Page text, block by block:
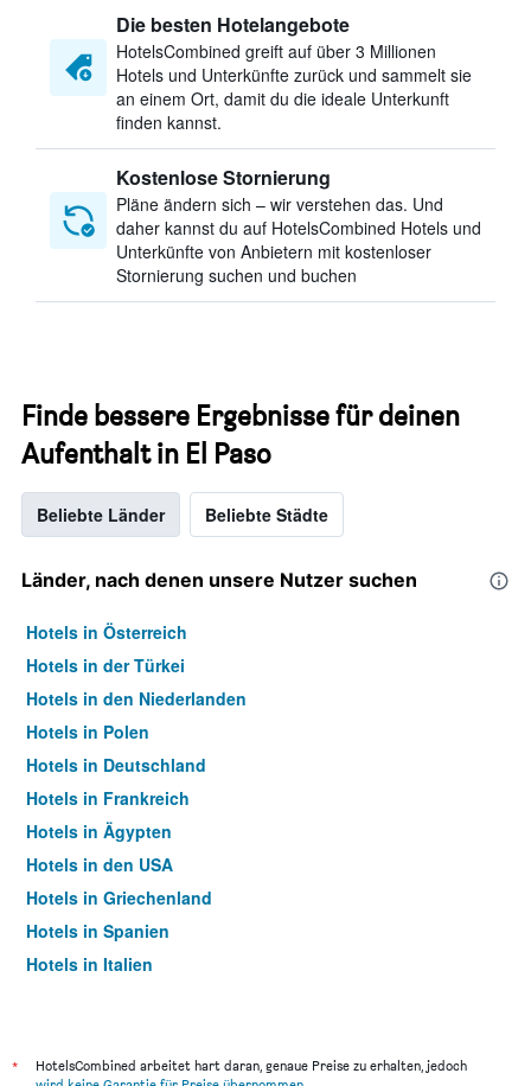
Die besten Hotelangebote
HotelsCombined greift auf über 3 Millionen
Hotels und Unterkünfte zurück und sammelt sie
an einem Ort, damit du die ideale Unterkunft
finden kannst.
Kostenlose Stornierung
Pläne ändern sich – wir verstehen das. Und
daher kannst du auf HotelsCombined Hotels und
Unterkünfte von Anbietern mit kostenloser
Stornierung suchen und buchen
Finde bessere Ergebnisse für deinen
Aufenthalt in El Paso
Beliebte Länder Beliebte Städte
Länder, nach denen unsere Nutzer suchen
Hotels in Österreich
Hotels in der Türkei
Hotels in den Niederlanden
Hotels in Polen
Hotels in Deutschland
Hotels in Frankreich
Hotels in Ägypten
Hotels in den USA
Hotels in Griechenland
Hotels in Spanien
Hotels in Italien
*
HotelsCombined arbeitet hart daran, genaue Preise zu erhalten, jedoch